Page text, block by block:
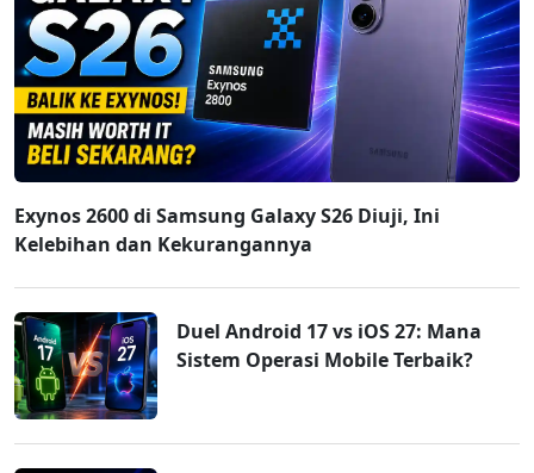
Exynos 2600 di Samsung Galaxy S26 Diuji, Ini
Kelebihan dan Kekurangannya
Duel Android 17 vs iOS 27: Mana
Sistem Operasi Mobile Terbaik?